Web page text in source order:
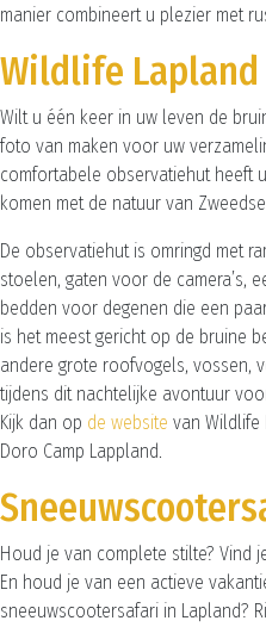
manier combineert u plezier met
Wildlife Lapland
Wilt u één keer in uw leven de
foto van maken voor uw
comfortabele observatiehut heeft
komen met de natuur van
De observatiehut is omringd met
stoelen, gaten voor de camera’s,
bedden voor degenen die een
is het meest gericht op de bruine
andere grote roofvogels, vossen,
tijdens dit nachtelijke avontuur
Kijk dan op de website van Wildlife
Doro Camp Lappland.
Houd je van complete stilte? Vind
En houd je van een actieve
sneeuwscootersafari in Lapland?